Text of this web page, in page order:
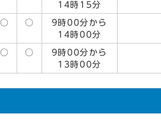
14時15分
○ ○
9時00分から
14時00分
○ ○
9時00分から
13時00分